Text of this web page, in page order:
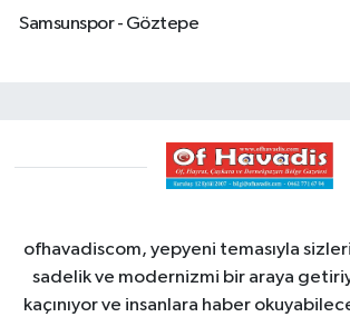
Samsunspor - Göztepe
ofhavadiscom, yepyeni temasıyla
sadelik ve modernizmi bir araya
kaçınıyor ve insanlara haber